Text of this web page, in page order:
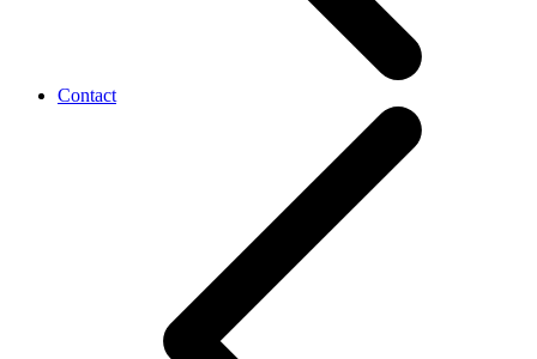
Contact